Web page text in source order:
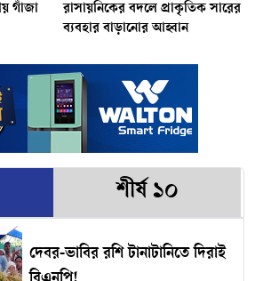
গাঁজা
রাসায়নিকের বদলে প্রাকৃতিক সারের
ব্যবহার বাড়ানোর আহ্বান
শীর্ষ ১০
দেবর-ভাবির রশি টানাটানিতে দিরাই